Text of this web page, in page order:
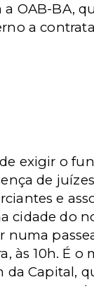
OAB-BA,
a
exigir o
de
e
cidade do
numa
às 10h. É o
da Capital,